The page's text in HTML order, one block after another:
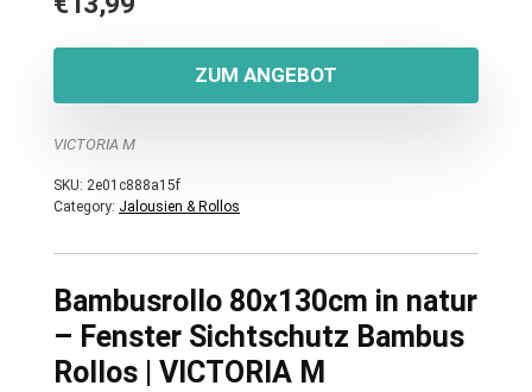
ZUM ANGEBOT
VICTORIA M
SKU: 2e01c888a15f
Category: Jalousien & Rollos
Bambusrollo 80x130cm in natur
– Fenster Sichtschutz Bambus
Rollos | VICTORIA M